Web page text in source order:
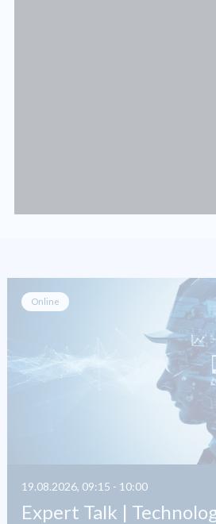
Online
19.08.2026, 09:15 - 10:00
Expert Talk |